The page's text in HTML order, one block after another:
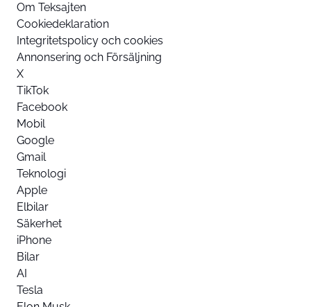
Om Teksajten
Cookiedeklaration
Integritetspolicy och cookies
Annonsering och Försäljning
X
TikTok
Facebook
Mobil
Google
Gmail
Teknologi
Apple
Elbilar
Säkerhet
iPhone
Bilar
AI
Tesla